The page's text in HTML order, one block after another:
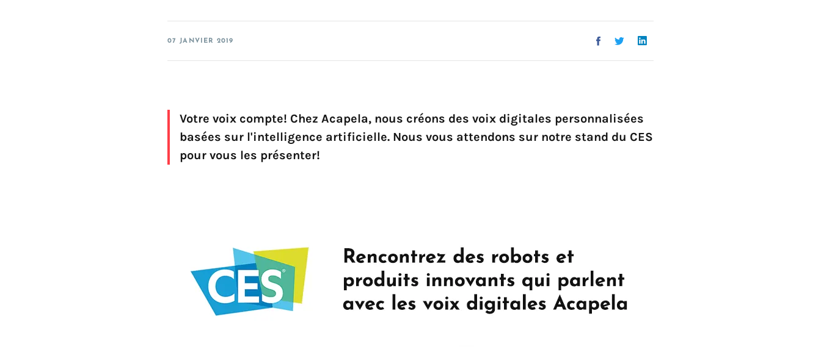
SDK for Linux Embedded
07 JANVIER 2019
Votre voix compte! Chez Acapela, nous créons des voix digitales personnalisées
basées sur l'intelligence artificielle. Nous vous attendons sur notre stand du CES
pour vous les présenter!